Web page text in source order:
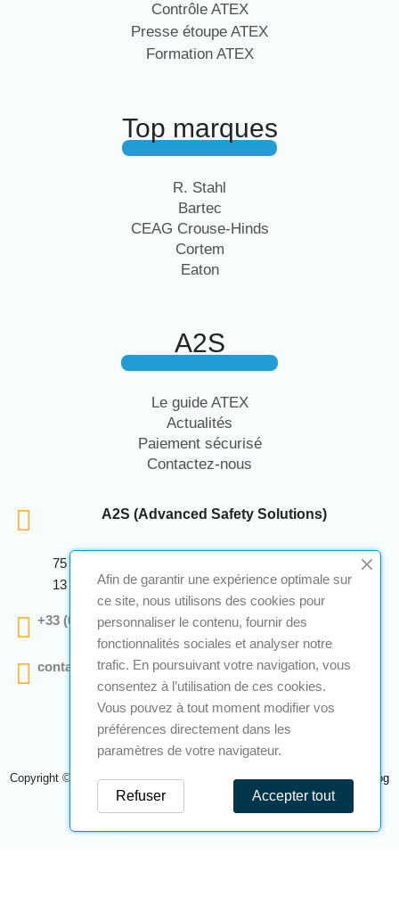
Contrôle ATEX
Presse étoupe ATEX
Formation ATEX
Top marques
R. Stahl
Bartec
CEAG Crouse-Hinds
Cortem
Eaton
A2S
Le guide ATEX
Actualités
Paiement sécurisé
Contactez-nous
A2S (Advanced Safety Solutions)
75 Avenue Marcellin Berthelot Anthelios Bâtiment E
13 290 Aix En Provence
+33 (0)4 12 28 00 69
contact@a2s-atex.com
Copyright © 2026 A2S Atex. Tous droits réservés. Une réalisationNavilog
Afin de garantir une expérience optimale sur
ce site, nous utilisons des cookies pour
personnaliser le contenu, fournir des
fonctionnalités sociales et analyser notre
trafic. En poursuivant votre navigation, vous
consentez à l’utilisation de ces cookies.
Vous pouvez à tout moment modifier vos
préférences directement dans les
paramètres de votre navigateur.
Accepter tout
Refuser